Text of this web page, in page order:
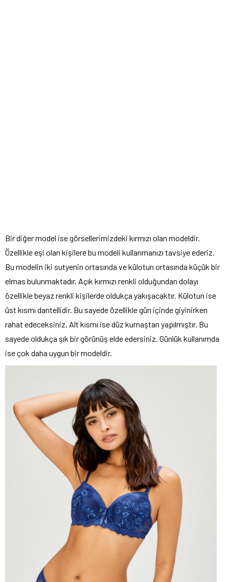
Bir diğer model ise görsellerimizdeki kırmızı olan modeldir.
Özellikle eşi olan kişilere bu modeli kullanmanızı tavsiye ederiz.
Bu modelin iki sutyenin ortasında ve külotun ortasında küçük bir
elmas bulunmaktadır. Açık kırmızı renkli olduğundan dolayı
özellikle beyaz renkli kişilerde oldukça yakışacaktır. Külotun ise
üst kısmı dantellidir. Bu sayede özellikle gün içinde giyinirken
rahat edeceksiniz. Alt kısmı ise düz kumaştan yapılmıştır. Bu
sayede oldukça şık bir görünüş elde edersiniz. Günlük kullanımda
ise çok daha uygun bir modeldir.